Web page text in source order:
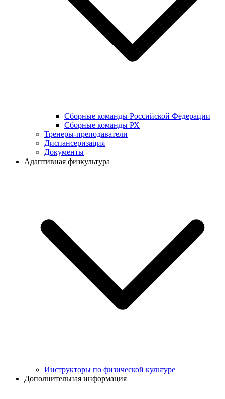
Сборные команды Российской Федерации
Сборные команды РХ
Тренеры-преподаватели
Диспансеризация
Документы
Адаптивная физкультура
Инструкторы по физической культуре
Дополнительная информация